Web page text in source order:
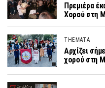
Πρεμιέρα
Χορού στη
THEMATA
Αρχίζει
χορού στη